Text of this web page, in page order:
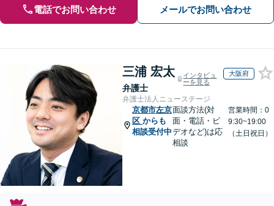
電話でお問い合わせ メールでお問い合わせ
三浦 宏太
弁護士
インタビュ
ーを見る
大阪府
弁護士法人ニューステージ
京都市左京
区 からも
相談受付中
面談方法(対
面・電話・ビ
デオなど)は応
相談
営業時間：0
9:30~19:00
（土日祝日）